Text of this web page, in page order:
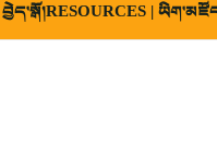
RESOURCES |